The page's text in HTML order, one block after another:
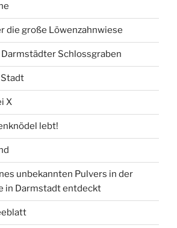
die große Löwenzahnwiese
Darmstädter Schlossgraben
X
lebt!
unbekannten Pulvers in der
in Darmstadt entdeckt